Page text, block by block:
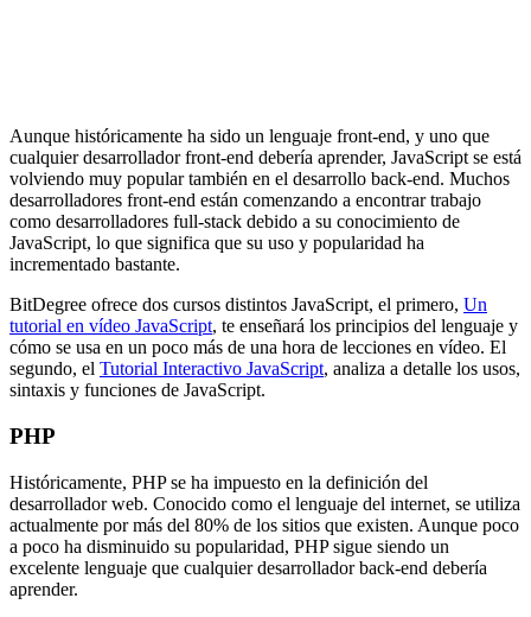
Aunque históricamente ha sido un lenguaje front-end, y uno que
cualquier desarrollador front-end debería aprender, JavaScript se está
volviendo muy popular también en el desarrollo back-end. Muchos
desarrolladores front-end están comenzando a encontrar trabajo
como desarrolladores full-stack debido a su conocimiento de
JavaScript, lo que significa que su uso y popularidad ha
incrementado bastante.
BitDegree ofrece dos cursos distintos JavaScript, el primero, Un
tutorial en vídeo JavaScript, te enseñará los principios del lenguaje y
cómo se usa en un poco más de una hora de lecciones en vídeo. El
segundo, el Tutorial Interactivo JavaScript, analiza a detalle los usos,
sintaxis y funciones de JavaScript.
PHP
Históricamente, PHP se ha impuesto en la definición del
desarrollador web. Conocido como el lenguaje del internet, se utiliza
actualmente por más del 80% de los sitios que existen. Aunque poco
a poco ha disminuido su popularidad, PHP sigue siendo un
excelente lenguaje que cualquier desarrollador back-end debería
aprender.